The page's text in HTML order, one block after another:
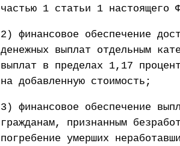
частью 1 статьи 1 настоящего
2) финансовое обеспечение
денежных выплат отдельным
выплат в пределах 1,17
на добавленную стоимость;
3) финансовое обеспечение
гражданам, признанным
погребение умерших